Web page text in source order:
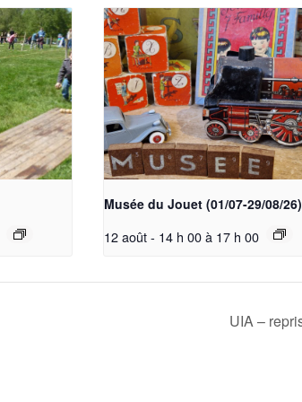
Musée du Jouet (01/07-29/08/26)
12 août - 14 h 00à 17 h 00
UIA –